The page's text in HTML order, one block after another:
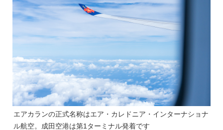
エアカランの正式名称はエア・カレドニア・インターナショナ
ル航空。成田空港は第1ターミナル発着です